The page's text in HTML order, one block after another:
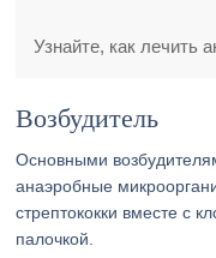
Узнайте, как лечить
Возбудитель
Основными
анаэробные
стрептококки вместе с
палочкой.